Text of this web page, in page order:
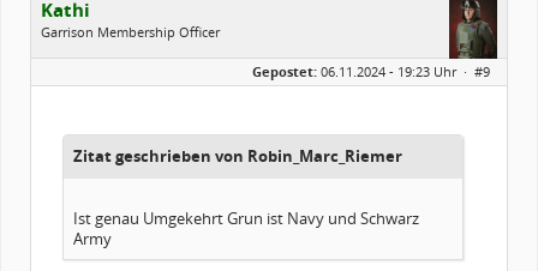
Kathi
Garrison Membership Officer
Geschlecht:
Alter:
37
Legion-ID:
11813
Gepostet: 06.11.2024 - 19:23 Uhr · #9
Zitat geschrieben von Robin_Marc_Riemer
Ist genau Umgekehrt Grun ist Navy und Schwarz
Army